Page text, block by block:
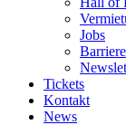
Jobs
Tickets
Kontakt
News